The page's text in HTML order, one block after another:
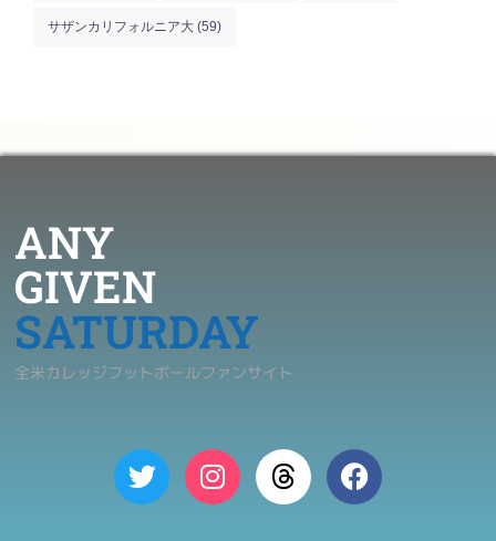
サザンカリフォルニア大 (59)
ANY
GIVEN
SATURDAY
全米カレッジフットボールファンサイト